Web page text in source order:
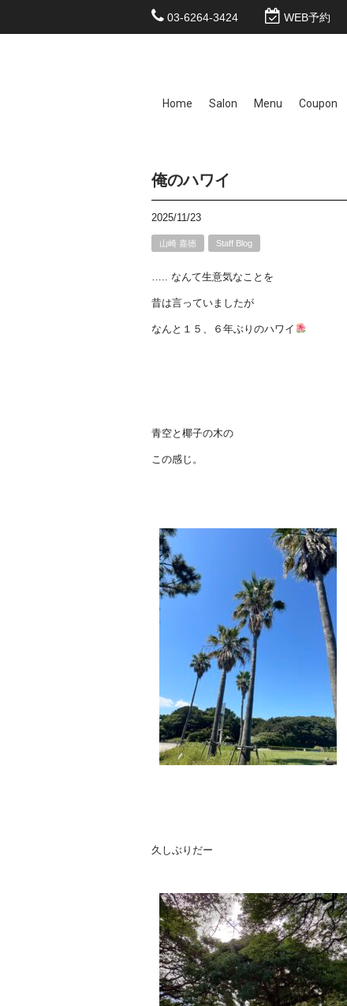
03-6264-3424 WEB予約
Home Salon Menu Coupon
俺のハワイ
2025/11/23
山崎 嘉徳 Staff Blog
….. なんて生意気なことを
昔は言っていましたが
なんと１５、６年ぶりのハワイ
青空と椰子の木の
この感じ。
久しぶりだー